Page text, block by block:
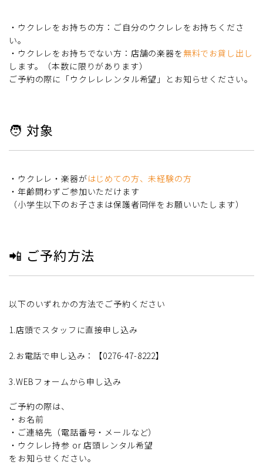
・ウクレレをお持ちの方：ご自分のウクレレをお持ちくださ
い。
・ウクレレをお持ちでない方：店舗の楽器を 無料でお貸し出し
します。（本数に限りがあります）
ご予約の際に「ウクレレレンタル希望」とお知らせください。
🧑 対象
・ウクレレ・楽器がはじめての方、未経験の方
・年齢問わずご参加いただけます
（小学生以下のお子さまは保護者同伴をお願いいたします）
📲 ご予約方法
以下のいずれかの方法でご予約ください
1.店頭でスタッフに直接申し込み
2.お電話で申し込み：【0276-47-8222】
3.WEBフォームから申し込み
ご予約の際は、
・お名前
・ご連絡先（電話番号・メールなど）
・ウクレレ持参 or 店頭レンタル希望
をお知らせください。